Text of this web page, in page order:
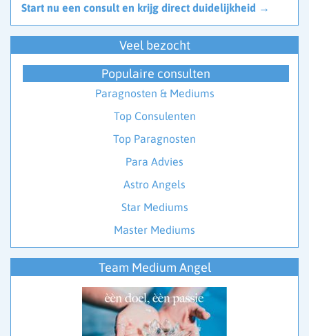
Start nu een consult en krijg direct duidelijkheid →
Veel bezocht
Populaire consulten
Paragnosten & Mediums
Top Consulenten
Top Paragnosten
Para Advies
Astro Angels
Star Mediums
Master Mediums
Team Medium Angel